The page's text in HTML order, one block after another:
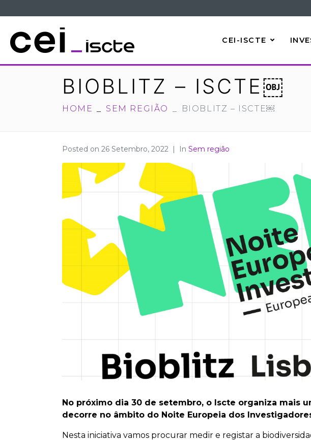
CEI-ISCTE
BIOBLITZ – ISCTE￼
HOME SEM REGIÃO BIOBLITZ – ISCTE￼
Posted on 26 Setembro, 2022 In Sem região
No próximo dia 30 de setembro, o Iscte organiza mais
decorre no âmbito do Noite Europeia dos
Nesta iniciativa vamos procurar medir e registar a